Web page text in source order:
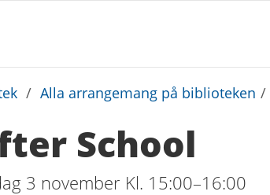
/ Alla arrangemang på biblioteken /
School
3 november Kl. 15:00–16:00